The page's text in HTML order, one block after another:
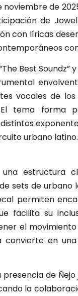
noviembre de
de
con líricas
Best Soundz”
vocales de
El tema forma
urbano latino.
una estructura
sets de
permiten
facilita su
el
convierte en
de
la